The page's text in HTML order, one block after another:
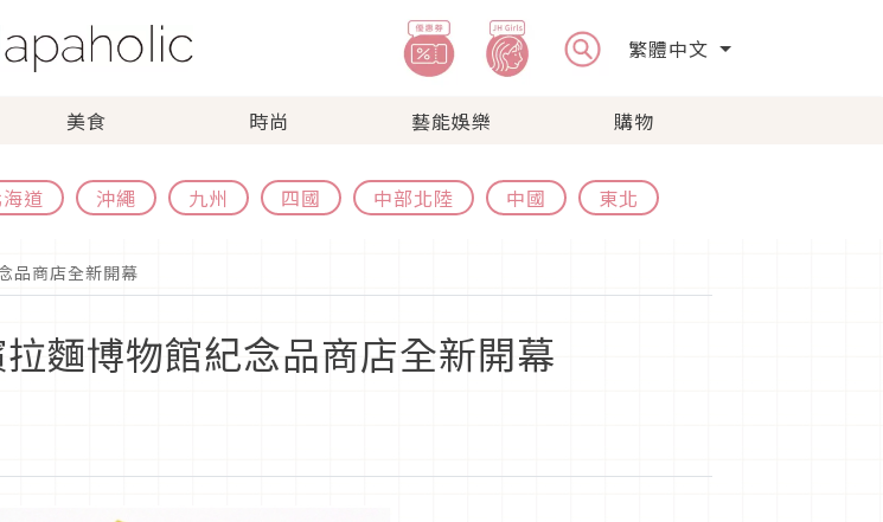
繁體中文
美食 時尚 藝能娛樂 購物
道 沖繩 九州 四國 中部北陸 中國 東北
品商店全新開幕
麵博物館紀念品商店全新開幕